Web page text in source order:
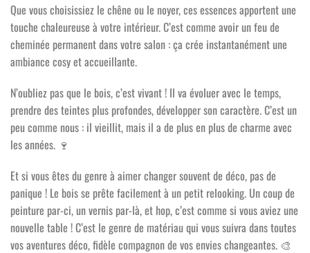
Que vous choisissiez le chêne ou le noyer, ces essences apportent une
touche chaleureuse à votre intérieur. C’est comme avoir un feu de
cheminée permanent dans votre salon : ça crée instantanément une
ambiance cosy et accueillante.
N’oubliez pas que le bois, c’est vivant ! Il va évoluer avec le temps,
prendre des teintes plus profondes, développer son caractère. C’est un
peu comme nous : il vieillit, mais il a de plus en plus de charme avec
les années. 🍷
Et si vous êtes du genre à aimer changer souvent de déco, pas de
panique ! Le bois se prête facilement à un petit relooking. Un coup de
peinture par-ci, un vernis par-là, et hop, c’est comme si vous aviez une
nouvelle table ! C’est le genre de matériau qui vous suivra dans toutes
vos aventures déco, fidèle compagnon de vos envies changeantes. 🎨